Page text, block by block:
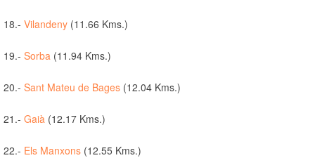
18.- Vilandeny (11.66 Kms.)
19.- Sorba (11.94 Kms.)
20.- Sant Mateu de Bages (12.04 Kms.)
21.- Gaià (12.17 Kms.)
22.- Els Manxons (12.55 Kms.)